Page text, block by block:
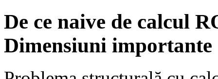
De ce naive de calcul
Dimensiuni importante